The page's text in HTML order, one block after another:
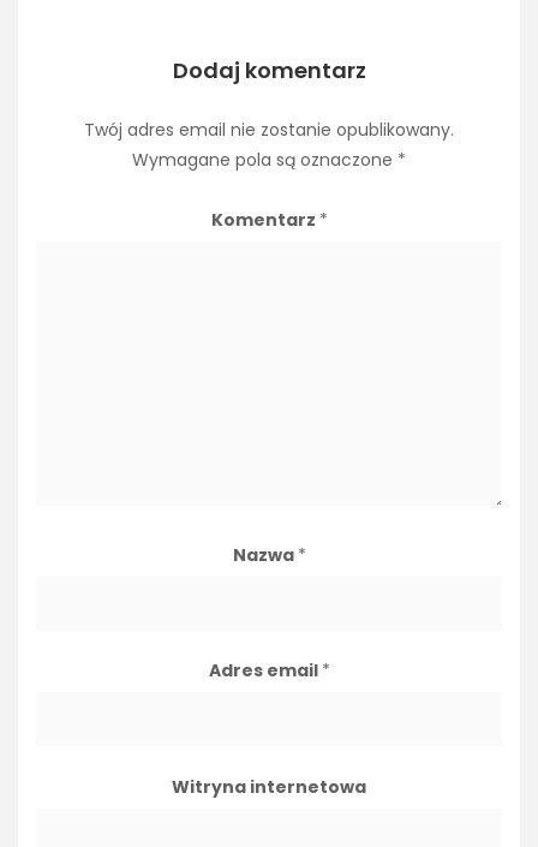
Dodaj komentarz
Twój adres email nie zostanie opublikowany.
Wymagane pola są oznaczone *
Komentarz *
Nazwa *
Adres email *
Witryna internetowa